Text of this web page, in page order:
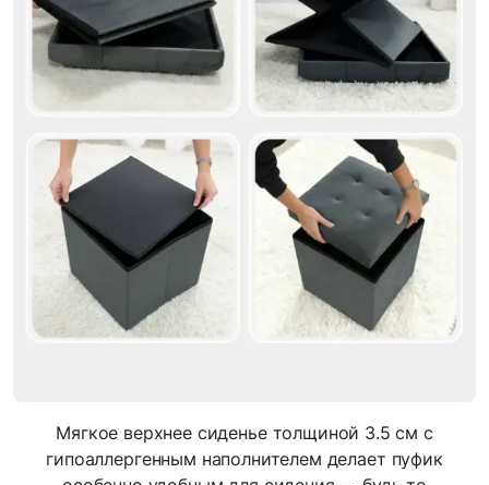
Мягкое верхнее сиденье толщиной 3.5 см с
гипоаллергенным наполнителем делает пуфик